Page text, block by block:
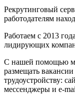
Рекрутинговый
работодателям
Работаем с 2013
лидирующих
С нашей помощью
размещать
трудоустройству:
мессенджеры и e-